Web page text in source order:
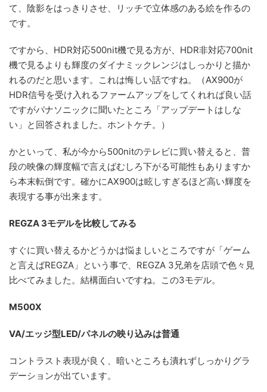
て、陰影をはっきりさせ、リッチで立体感のある絵を作るの
です。
ですから、HDR対応500nit機で見る方が、HDR非対応700nit
機で見るよりも輝度のダイナミックレンジはしっかりと描か
れるのだと思います。これは悔しい話ですね。（AX900が
HDR信号を受け入れるファームアップをしてくれれば良い話
ですがパナソニックに聞いたところ「アップデートはしな
い」と回答されました。ホントケチ。）
かといって、私が今から500nitのテレビに買い替えると、普
段の映像の輝度幅で言えばむしろ下がる可能性もありますか
ら本末転倒です。確かにAX900は眩しすぎるほど高い輝度を
表現する事が出来ます。
REGZA 3モデルを比較してみる
すぐに買い替えるかどうかは悩ましいところですが「ゲーム
と言えばREGZA」という事で、REGZA 3兄弟を店頭で色々見
比べてみました。結構面白いですね。この3モデル。
M500X
VA/エッジ型LED/パネルの映り込みは普通
コントラスト表現が良く、暗いところも潰れずしっかりグラ
デーションが出ています。